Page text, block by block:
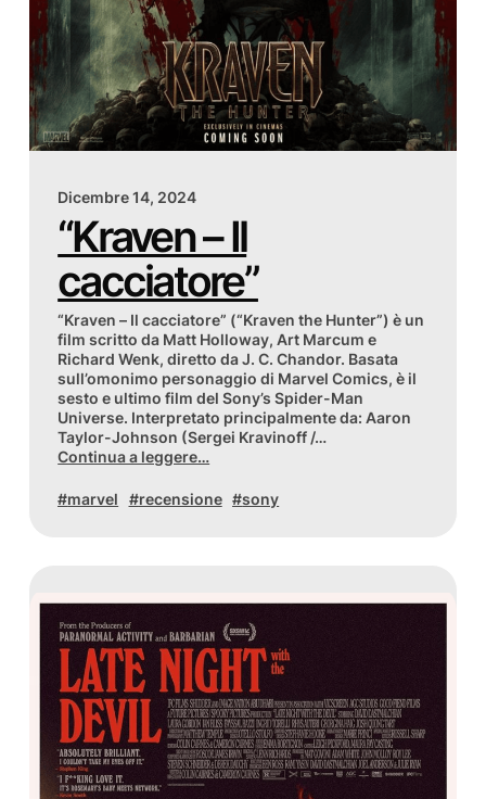
Dicembre 14, 2024
“Kraven – Il
cacciatore”
“Kraven – Il cacciatore” (“Kraven the Hunter”) è un
film scritto da Matt Holloway, Art Marcum e
Richard Wenk, diretto da J. C. Chandor. Basata
sull’omonimo personaggio di Marvel Comics, è il
sesto e ultimo film del Sony’s Spider-Man
Universe. Interpretato principalmente da: Aaron
Taylor-Johnson (Sergei Kravinoff /…
Continua a leggere…
marvel recensione sony